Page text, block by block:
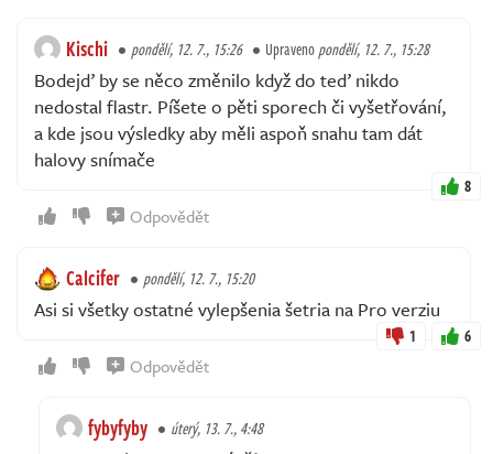
Kischi pondělí, 12. 7., 15:26 Upravenopondělí, 12. 7., 15:28
Bodejď by se něco změnilo když do teď nikdo
nedostal flastr. Píšete o pěti sporech či vyšetřování,
a kde jsou výsledky aby měli aspoň snahu tam dát
halovy snímače
8
Odpovědět
Calcifer pondělí, 12. 7., 15:20
Asi si všetky ostatné vylepšenia šetria na Pro verziu
1 6
Odpovědět
fybyfyby úterý, 13. 7., 4:48